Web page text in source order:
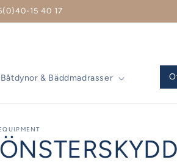
15 40 17
Båtdynor & Bäddmadrasser